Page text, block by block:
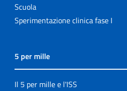
Scuola
Sperimentazione clinica fase I
5 per mille
Il 5 per mille e l'ISS